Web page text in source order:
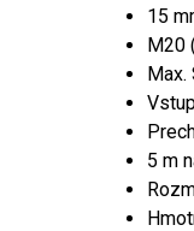
15
M20
Max.
5 m